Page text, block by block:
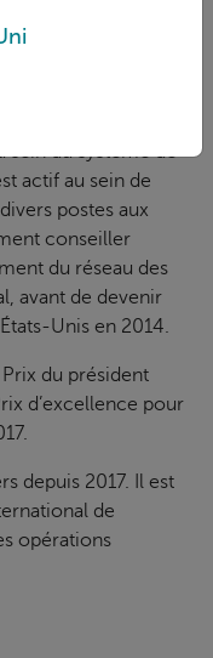
où
et une affinité pour
sein du système de
actif au sein de
postes aux
conseiller
du réseau des
avant de devenir
Unis en 2014.
du président
d’excellence pour
depuis 2017. Il est
de
opérations